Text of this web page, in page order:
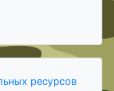
ресурсов